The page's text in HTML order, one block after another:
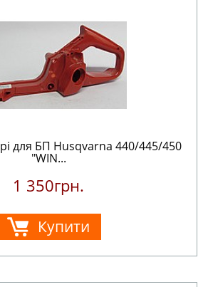
для БП Husqvarna 440/445/450
"WIN...
1 350грн.
Купити